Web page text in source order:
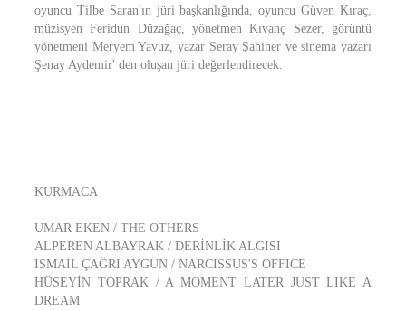
oyuncu Tilbe Saran'ın jüri başkanlığında, oyuncu Güven Kıraç,
müzisyen Feridun Düzağaç, yönetmen Kıvanç Sezer, görüntü
yönetmeni Meryem Yavuz, yazar Seray Şahiner ve sinema yazarı
Şenay Aydemir' den oluşan jüri değerlendirecek.
KURMACA
UMAR EKEN / THE OTHERS
ALPEREN ALBAYRAK / DERİNLİK ALGISI
İSMAİL ÇAĞRI AYGÜN / NARCISSUS'S OFFICE
HÜSEYİN TOPRAK / A MOMENT LATER JUST LIKE A
DREAM